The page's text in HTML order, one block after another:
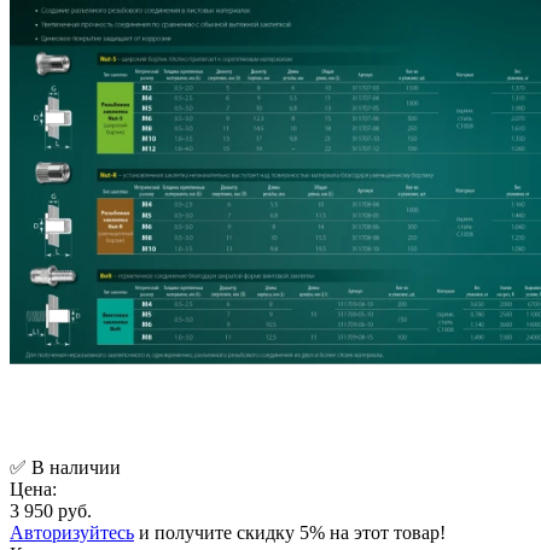
✅ В наличии
Цена:
3 950 руб.
Авторизуйтесь и получите скидку 5% на этот товар!